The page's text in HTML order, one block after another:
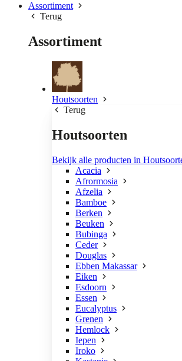
Assortiment
Terug
Assortiment
Houtsoorten
Terug
Houtsoorten
Bekijk alle producten in
Acacia
Afrormosia
Afzelia
Bamboe
Berken
Beuken
Bubinga
Ceder
Douglas
Ebben Makassar
Eiken
Esdoorn
Essen
Eucalyptus
Grenen
Hemlock
Iepen
Iroko